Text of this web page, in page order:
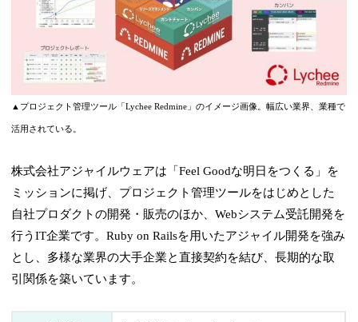
▲プロジェクト管理ツール「Lychee Redmine」のイメージ画像。幅広い業界、業種で
活用されている。
株式会社アジャイルウェアは「Feel Goodな明日をつくる」を
ミッションに掲げ、プロジェクト管理ツールをはじめとした
自社プロダクトの開発・販売のほか、Webシステム受託開発を
行うIT企業です。Ruby on Railsを用いたアジャイル開発を強み
とし、多様な業界の大手企業と直接契約を結び、長期的な取
引関係を築いています。